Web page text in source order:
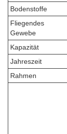
Bodenstoffe
Fliegendes
Gewebe
Kapazität
Jahreszeit
Rahmen